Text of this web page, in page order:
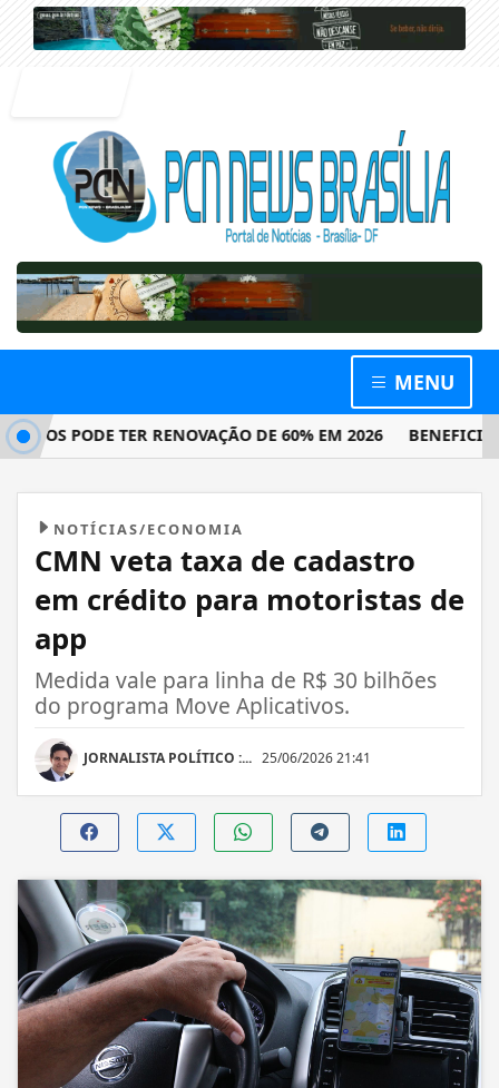
MENU
PODE TER RENOVAÇÃO DE 60% EM 2026
NOTÍCIAS/ECONOMIA
CMN veta taxa de cadastro
em crédito para motoristas de
app
Medida vale para linha de R$ 30 bilhões
do programa Move Aplicativos.
JORNALISTA POLÍTICO :... 25/06/2026 21:41